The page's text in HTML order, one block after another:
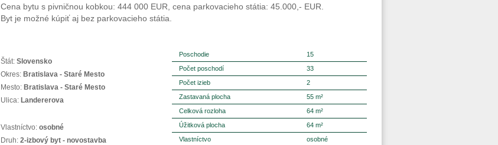
Cena bytu s pivničnou kobkou: 444 000 EUR, cena parkovacieho státia: 45.000,- EUR.
Byt je možné kúpiť aj bez parkovacieho státia.
Štát: Slovensko
Okres: Bratislava - Staré Mesto
Mesto: Bratislava - Staré Mesto
Ulica: Landererova
Vlastníctvo: osobné
Druh: 2-izbový byt - novostavba
Poschodie
15
Počet poschodí
33
Počet izieb
2
Zastavaná plocha
55 m²
Celková rozloha
64 m²
Úžitková plocha
64 m²
Vlastníctvo
osobné